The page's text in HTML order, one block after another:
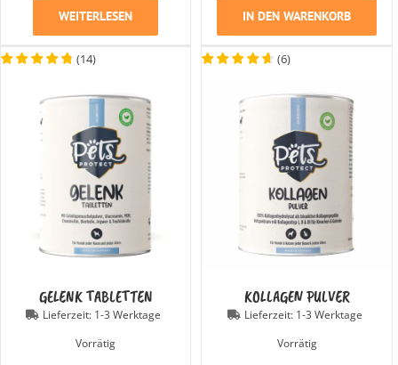
WEITERLESEN IN DEN WARENKORB
(14)
GELENK TABLETTEN
Lieferzeit: 1-3 Werktage
Vorrätig
(6)
KOLLAGEN PULVER
Lieferzeit: 1-3 Werktage
Vorrätig